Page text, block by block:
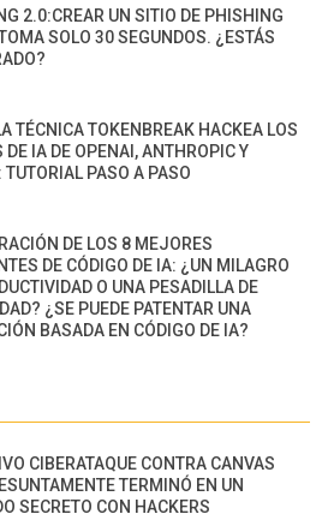
2.0:CREAR UN SITIO DE PHISHING
SOLO 30 SEGUNDOS. ¿ESTÁS
TÉCNICA TOKENBREAK HACKEA LOS
DE IA DE OPENAI, ANTHROPIC Y
TUTORIAL PASO A PASO
DE LOS 8 MEJORES
DE CÓDIGO DE IA: ¿UN MILAGRO
O UNA PESADILLA DE
¿SE PUEDE PATENTAR UNA
BASADA EN CÓDIGO DE IA?
CIBERATAQUE CONTRA CANVAS
TERMINÓ EN UN
SECRETO CON HACKERS